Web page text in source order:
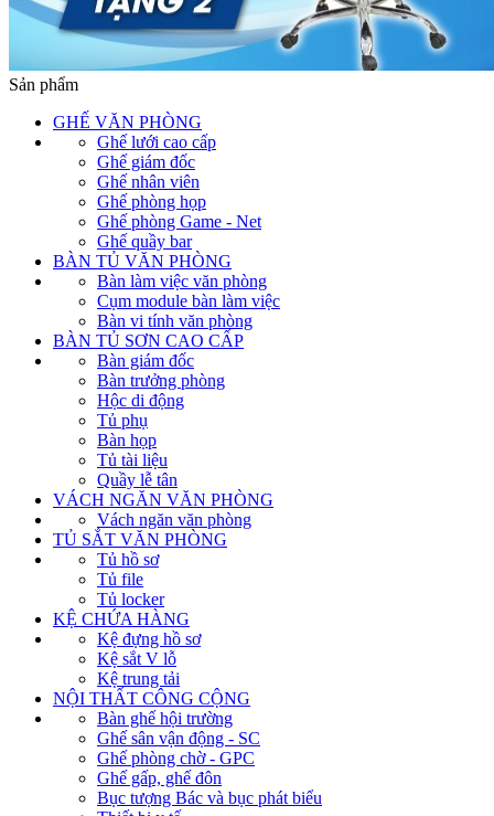
Sản phẩm
GHẾ VĂN PHÒNG
Ghế lưới cao cấp
Ghế giám đốc
Ghế nhân viên
Ghế phòng họp
Ghế phòng Game - Net
Ghế quầy bar
BÀN TỦ VĂN PHÒNG
Bàn làm việc văn phòng
Cụm module bàn làm việc
Bàn vi tính văn phòng
BÀN TỦ SƠN CAO CẤP
Bàn giám đốc
Bàn trưởng phòng
Hộc di động
Tủ phụ
Bàn họp
Tủ tài liệu
Quầy lễ tân
VÁCH NGĂN VĂN PHÒNG
Vách ngăn văn phòng
TỦ SẮT VĂN PHÒNG
Tủ hồ sơ
Tủ file
Tủ locker
KỆ CHỨA HÀNG
Kệ đựng hồ sơ
Kệ sắt V lỗ
Kệ trung tải
NỘI THẤT CÔNG CỘNG
Bàn ghế hội trường
Ghế sân vận động - SC
Ghế phòng chờ - GPC
Ghế gấp, ghế đôn
Bục tượng Bác và bục phát biểu